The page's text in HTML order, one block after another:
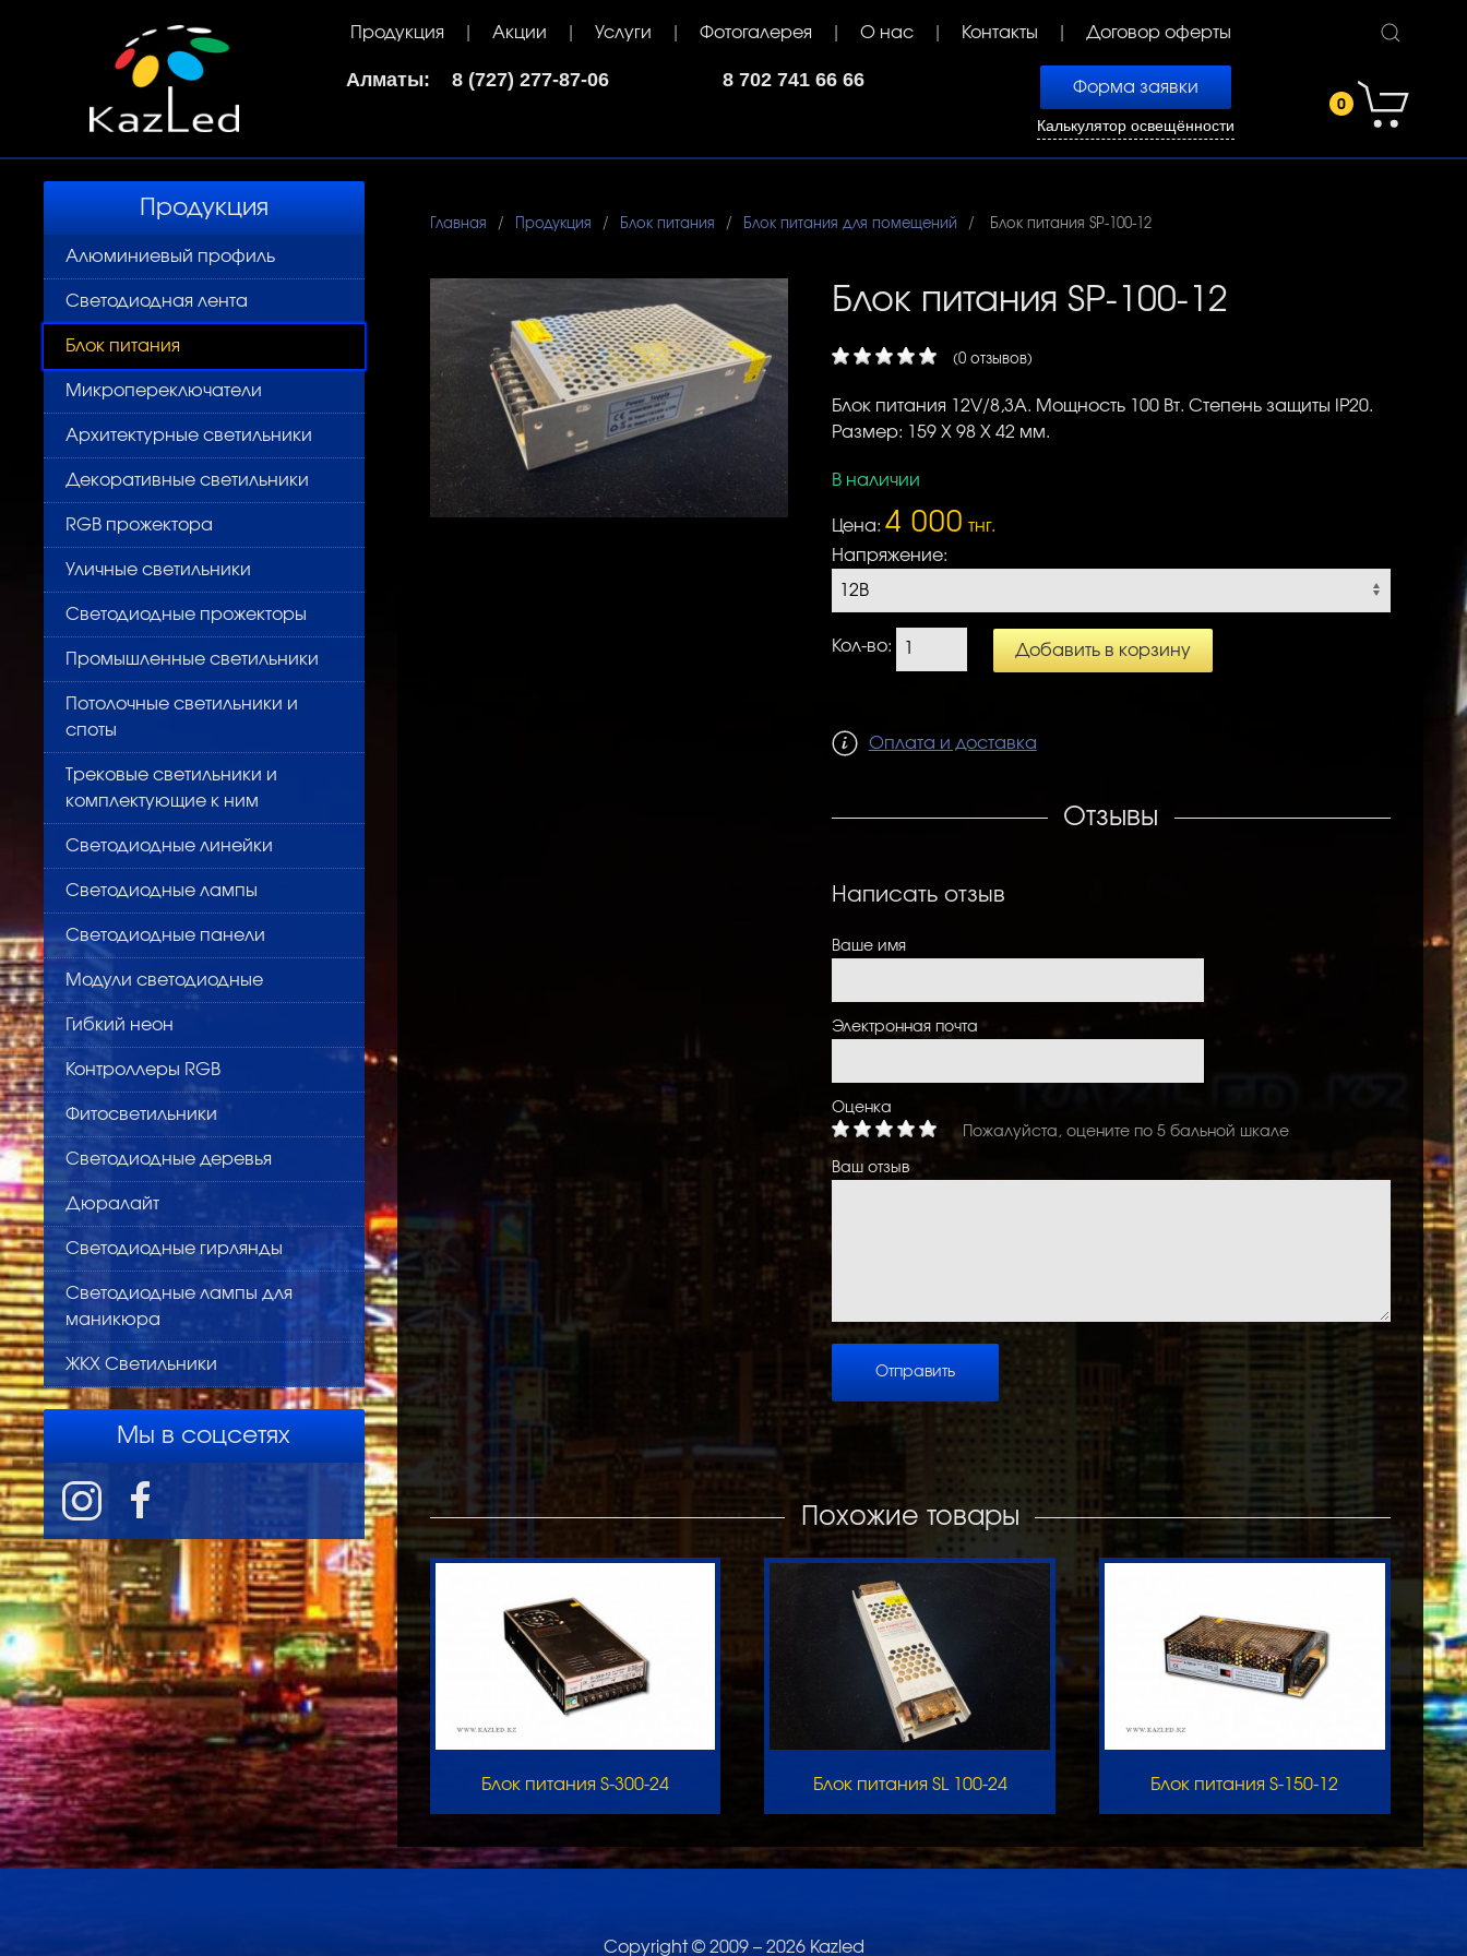
Продукция Акции Услуги Фотогалерея О нас Контакты Договор оферты
Алматы: 8 (727) 277-87-06 8 702 741 66 66 Форма заявки
Калькулятор освещённости
0
Продукция
Алюминиевый профиль
Светодиодная лента
Блок питания
Микропереключатели
Архитектурные светильники
Декоративные светильники
RGB прожектора
Уличные светильники
Светодиодные прожекторы
Промышленные светильники
Потолочные светильники и
споты
Трековые светильники и
комплектующие к ним
Светодиодные линейки
Светодиодные лампы
Светодиодные панели
Модули светодиодные
Гибкий неон
Контроллеры RGB
Фитосветильники
Светодиодные деревья
Дюралайт
Светодиодные гирлянды
Светодиодные лампы для
маникюра
ЖКХ Светильники
Мы в соцсетях
Главная Продукция Блок питания Блок питания для помещений Блок питания SP-100-12
Блок питания SP-100-12
(0 отзывов)
Блок питания 12V/8,3A. Мощность 100 Вт. Степень защиты IP20.
Размер: 159 Х 98 Х 42 мм.
В наличии
Цена: 4 000 тнг.
Напряжение:
Кол-во: Добавить в корзину
Оплата и доставка
Отзывы
Написать отзыв
Ваше имя
Электронная почта
Оценка
Пожалуйста, оцените по 5 бальной шкале
Ваш отзыв
Похожие товары
Блок питания S-300-24 Блок питания SL 100-24 Блок питания S-150-12
Copyright © 2009 – 2026 Kazled